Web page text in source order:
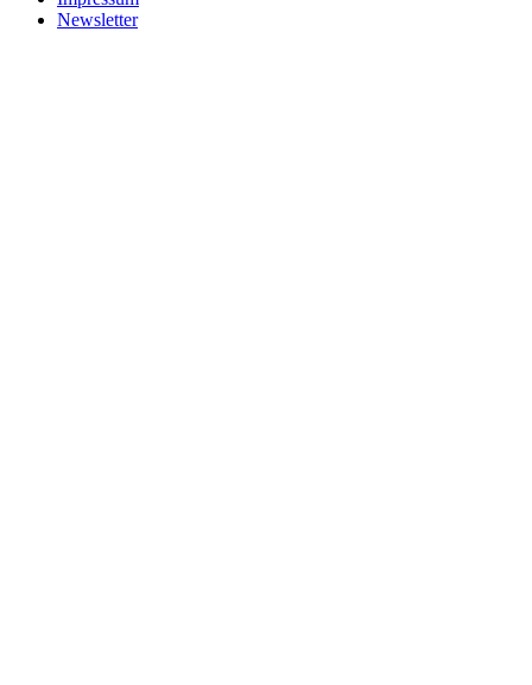
Newsletter